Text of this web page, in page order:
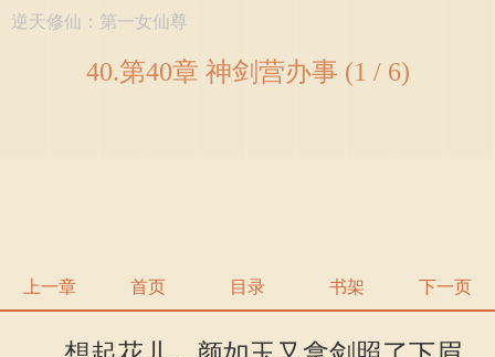
逆天修仙：第一女仙尊
40.第40章 神剑营办事 (1 / 6)
上一章 首页 目录 书架 下一页